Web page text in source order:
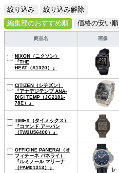
絞り込み
絞り込み解除
編集部のおすすめ順
価格の安い順
商品名 画像
NIXON（ニクソン）
『THE
HEAT（A1320）』
CITIZEN（シチズン）
『アナデジテンプ ANA-
DIGI TEMP（JG2101-
78E）』
TIMEX（タイメックス）
『コマンド アーバン
（TW2U56400）』
OFFICINE PANERAI（オ
フィチーネ パネライ）
『ルミノール マリーナ
（PAM01313）』